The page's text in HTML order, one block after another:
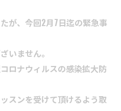
、今回2月7日迄の緊急事
ません。
ナウィルスの感染拡大防
ンを受けて頂けるよう取